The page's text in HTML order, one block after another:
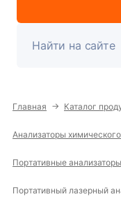
Главная → Каталог
Анализаторы
Портативные
Портативный лазерный